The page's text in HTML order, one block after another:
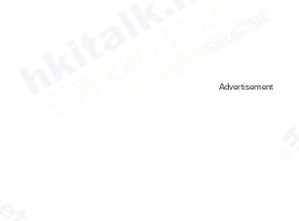
Advertisement